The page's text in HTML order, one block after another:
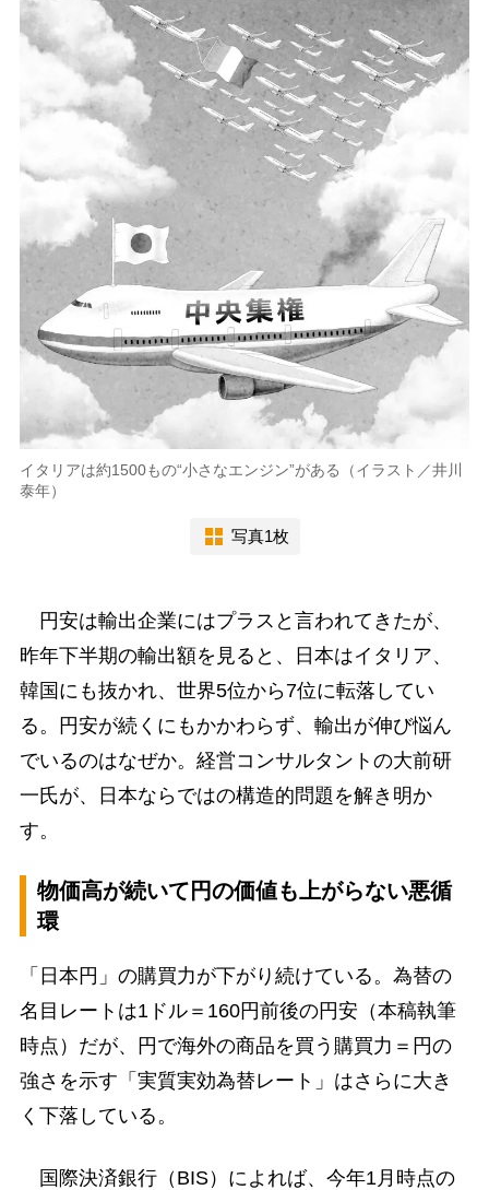
イタリアは約1500もの“小さなエンジン”がある（イラスト／井川
泰年）
写真1枚
円安は輸出企業にはプラスと言われてきたが、
昨年下半期の輸出額を見ると、日本はイタリア、
韓国にも抜かれ、世界5位から7位に転落してい
る。円安が続くにもかかわらず、輸出が伸び悩ん
でいるのはなぜか。経営コンサルタントの大前研
一氏が、日本ならではの構造的問題を解き明か
す。
物価高が続いて円の価値も上がらない悪循
環
「日本円」の購買力が下がり続けている。為替の
名目レートは1ドル＝160円前後の円安（本稿執筆
時点）だが、円で海外の商品を買う購買力＝円の
強さを示す「実質実効為替レート」はさらに大き
く下落している。
国際決済銀行（BIS）によれば、今年1月時点の